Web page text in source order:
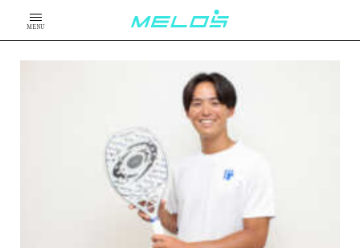
MENU